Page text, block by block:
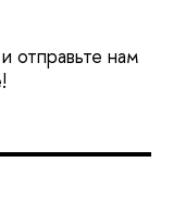
отправьте нам